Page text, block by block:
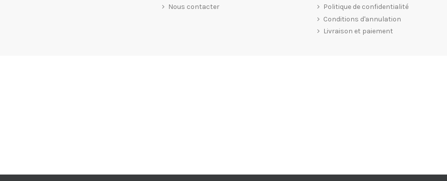
Nous contacter
Politique de confidentialité
Conditions d'annulation
Livraison et paiement